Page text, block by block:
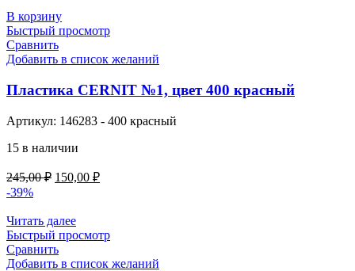
245,00 ₽.
В корзину
Быстрый просмотр
Сравнить
Добавить в список желаний
Пластика CERNIT №1, цвет 400 красный
Артикул: 146283 - 400 красный
15 в наличии
245,00₽ Первоначальная
245,00 ₽.
150,00 ₽Текущая
-39%
Читать далее
Быстрый просмотр
Сравнить
Добавить в список желаний